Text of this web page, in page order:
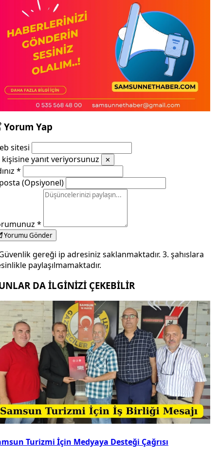
Yorum Yap
sitesi
kişisine yanıt veriyorsunuz
✕
*
(Opsiyonel)
*
Yorumu Gönder
gereği ip adresiniz saklanmaktadır. 3. şahıslara
paylaşılmamaktadır.
DA İLGİNİZİ ÇEKEBİLİR
Turizmi İçin Medyaya Desteği Çağrısı